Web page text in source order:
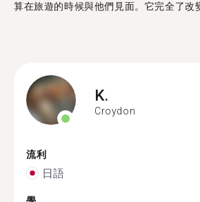
算在旅遊的時候與他們見面。它完全了改
K.
Croydon
流利
日語